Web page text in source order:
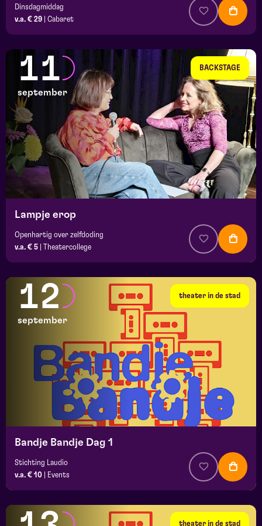
Dinsdagmiddag
v.a. € 29
Cabaret
BACKSTAGE
11
september
Lampje erop
Openhartig over zelfdoding
v.a. € 5
Theatercollege
theater in de stad
12
september
Bandje Bandje Dag 1
Stichting Laudio
v.a. € 10
Events
theater in de stad